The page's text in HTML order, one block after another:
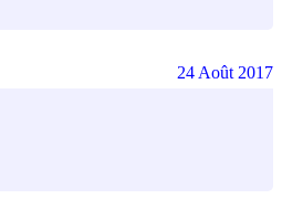
24 Août 2017